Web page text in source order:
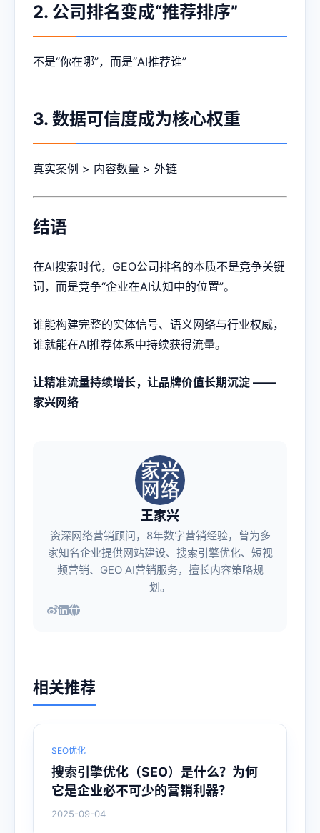
2. 公司排名变成“推荐排序”
不是“你在哪”，而是“AI推荐谁”
3. 数据可信度成为核心权重
真实案例 > 内容数量 > 外链
结语
在AI搜索时代，GEO公司排名的本质不是竞争关键
词，而是竞争“企业在AI认知中的位置”。
谁能构建完整的实体信号、语义网络与行业权威，
谁就能在AI推荐体系中持续获得流量。
让精准流量持续增长，让品牌价值长期沉淀 ——
家兴网络
王家兴
资深网络营销顾问，8年数字营销经验，曾为多
家知名企业提供网站建设、搜索引擎优化、短视
频营销、GEO AI营销服务，擅长内容策略规
划。
相关推荐
SEO优化
搜索引擎优化（SEO）是什么？为何
它是企业必不可少的营销利器？
2025-09-04